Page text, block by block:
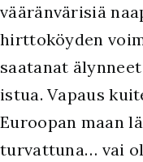
vääränvärisiä
hirttoköyden
saatanat
istua. Vapaus
Euroopan maan
turvattuna… vai